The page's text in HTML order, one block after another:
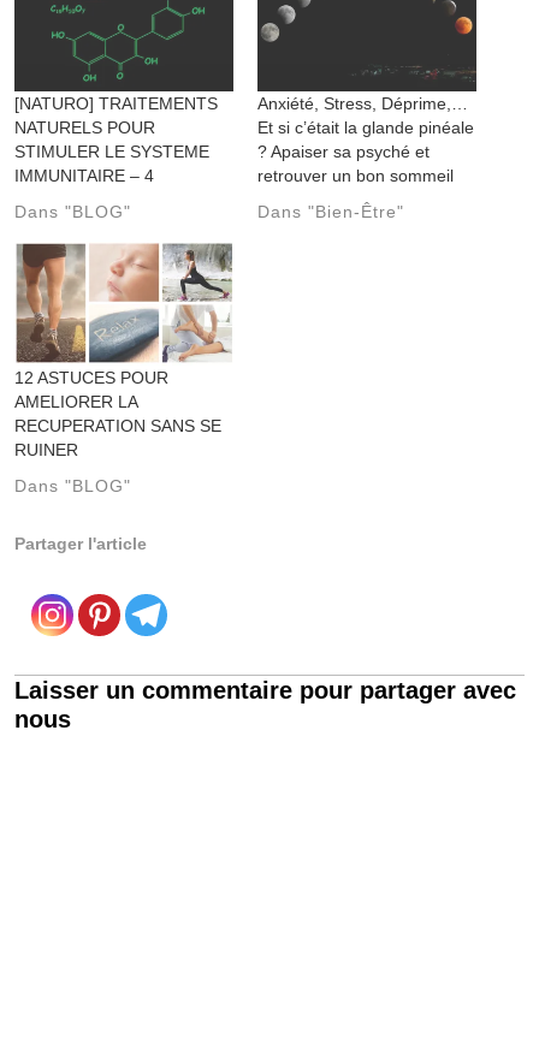
[NATURO] TRAITEMENTS
NATURELS POUR
STIMULER LE SYSTEME
IMMUNITAIRE – 4
Dans "BLOG"
Anxiété, Stress, Déprime,…
Et si c’était la glande pinéale
? Apaiser sa psyché et
retrouver un bon sommeil
Dans "Bien-Être"
12 ASTUCES POUR
AMELIORER LA
RECUPERATION SANS SE
RUINER
Dans "BLOG"
Partager l'article
Laisser un commentaire pour partager avec
nous